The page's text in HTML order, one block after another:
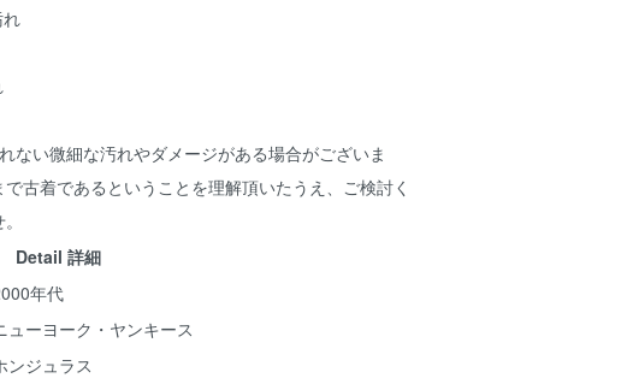
ない微細な汚れやダメージがある場合がございま
古着であるということを理解頂いたうえ、ご検討く
Detail 詳細
年代
ューヨーク・ヤンキース
ンジュラス